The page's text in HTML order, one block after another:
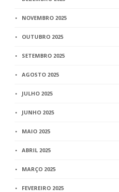
NOVEMBRO 2025
OUTUBRO 2025
SETEMBRO 2025
AGOSTO 2025
JULHO 2025
JUNHO 2025
MAIO 2025
ABRIL 2025
MARÇO 2025
FEVEREIRO 2025